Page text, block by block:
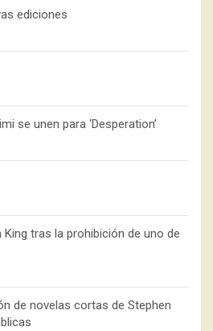
ediciones
se unen para ‘Desperation’
tras la prohibición de uno de
de novelas cortas de Stephen